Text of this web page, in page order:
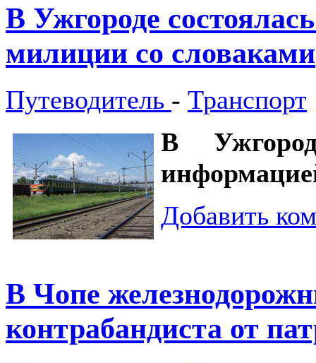
В Ужгороде
милиции со словаками
Путеводитель - Транспорт
В
Добавить
В Чопе
контрабандиста от